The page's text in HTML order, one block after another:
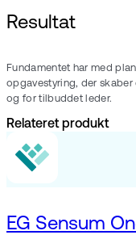
Resultat
Fundamentet har med
opgavestyring, der
og for tilbuddet leder.
Relateret produkt
EG Sensum